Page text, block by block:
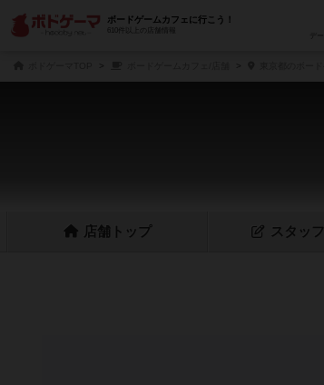
ボードゲームカフェに行こう！
610件以上の店舗情報
店舗 トップ スタッフ